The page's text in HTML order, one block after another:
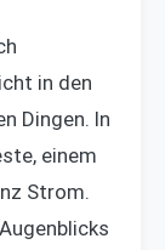
in den
Dingen. In
einem
Strom.